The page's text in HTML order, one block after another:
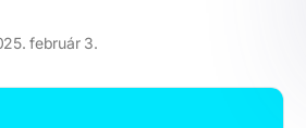
február 3.